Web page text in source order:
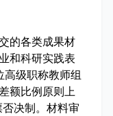
的各类成果材
和科研实践表
级职称教师组
额比例原则上
决制。材料审